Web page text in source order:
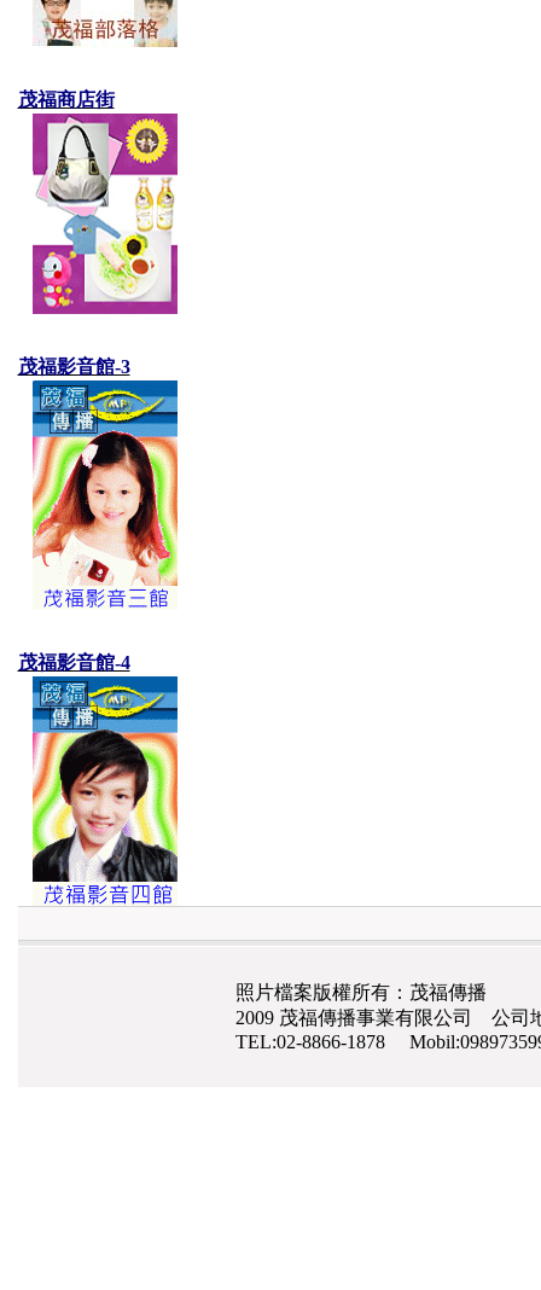
茂福商店街
茂福影音館-3
茂福影音館-4
照片檔案版權所有：茂福傳播
2009 茂福傳播事業有限公司 公司
TEL:02-8866-1878